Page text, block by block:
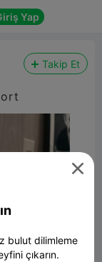
Yap
Takip Et

bulut dilimleme
çıkarın.